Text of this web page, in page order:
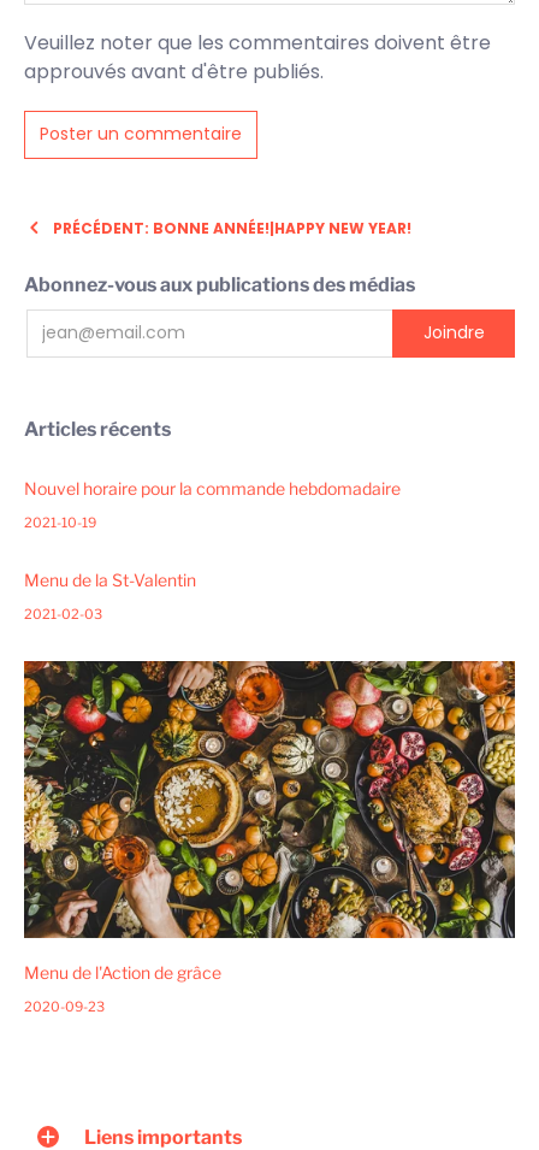
Veuillez noter que les commentaires doivent être
approuvés avant d'être publiés.
PRÉCÉDENT: BONNE ANNÉE!|HAPPY NEW YEAR!
Abonnez-vous aux publications des médias
Articles récents
Nouvel horaire pour la commande hebdomadaire
2021-10-19
Menu de la St-Valentin
2021-02-03
Menu de l'Action de grâce
2020-09-23
Liens importants